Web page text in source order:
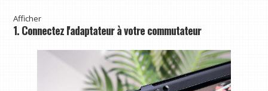
Afficher
1. Connectez l'adaptateur à votre commutateur